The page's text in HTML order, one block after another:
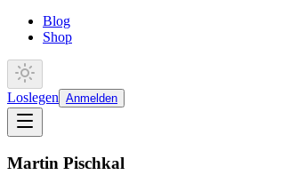
Blog
Shop
Loslegen Anmelden
Martin Pischkal